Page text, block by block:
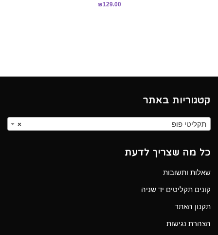
₪129.00
קטגוריות באתר
× תקליטי פופ
כל מה שצריך לדעת
שאלות ותשובות
קונים תקליטים יד שניה
תקנון האתר
הצהרת נגישות